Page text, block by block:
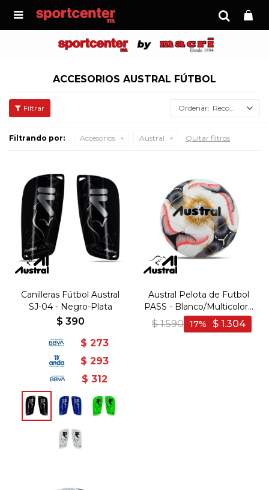

ACCESORIOS AUSTRAL FÚTBOL
Recomendados
Filtrando por: Accesorios Austral Quitar filtros
Canilleras Fútbol Austral
SJ-04 - Negro-Plata
$ 390
$ 273
$ 293
$ 312
Austral Pelota de Futbol
PASS - Blanco/Multicolor -
Blanco-Multicolor
$ 1.590 $ 1.304
17